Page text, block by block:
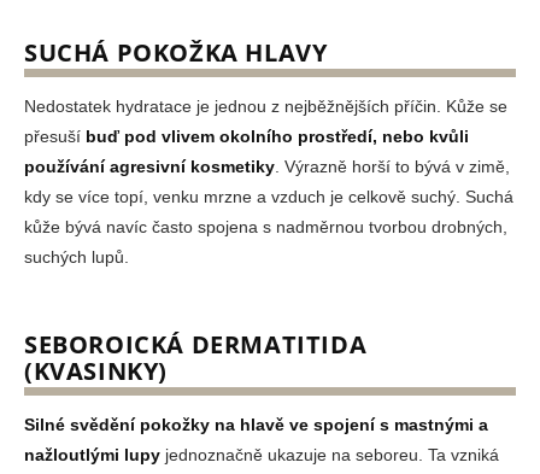
SUCHÁ POKOŽKA HLAVY
Nedostatek hydratace je jednou z nejběžnějších příčin. Kůže se
přesuší buď pod vlivem okolního prostředí, nebo kvůli
používání agresivní kosmetiky . Výrazně horší to bývá v zimě,
kdy se více topí, venku mrzne a vzduch je celkově suchý. Suchá
kůže bývá navíc často spojena s nadměrnou tvorbou drobných,
suchých lupů.
SEBOROICKÁ DERMATITIDA
(KVASINKY)
Silné svědění pokožky na hlavě ve spojení s mastnými a
nažloutlými lupy jednoznačně ukazuje na seboreu. Ta vzniká